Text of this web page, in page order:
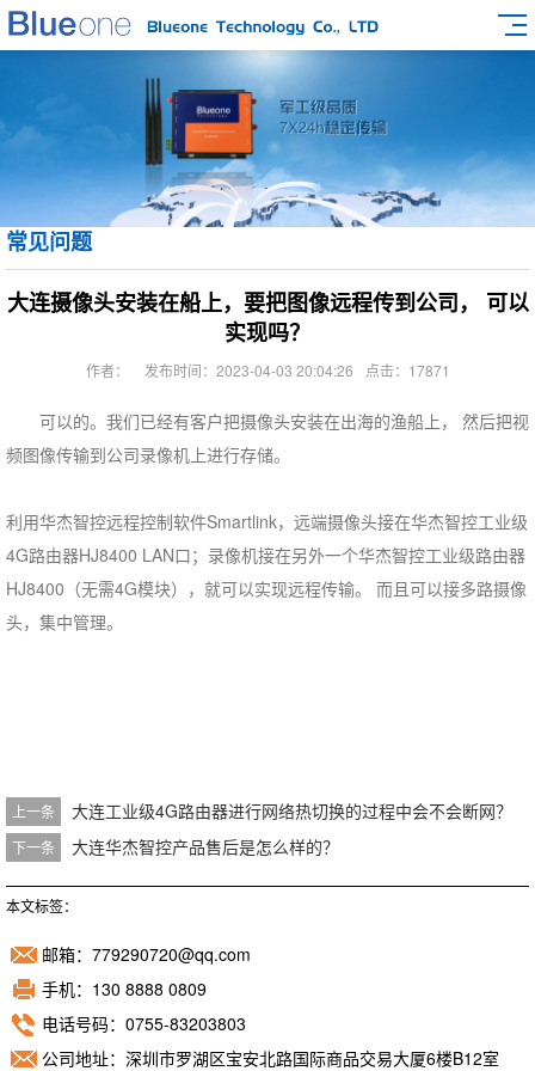
常见问题
大连摄像头安装在船上，要把图像远程传到公司， 可以
实现吗？
作者： 发布时间：2023-04-03 20:04:26 点击：17871
可以的。我们已经有客户把摄像头安装在出海的渔船上， 然后把视
频图像传输到公司录像机上进行存储。
利用华杰智控远程控制软件Smartlink，远端摄像头接在华杰智控工业级
4G路由器HJ8400 LAN口；录像机接在另外一个华杰智控工业级路由器
HJ8400（无需4G模块），就可以实现远程传输。 而且可以接多路摄像
头，集中管理。
上一条 大连工业级4G路由器进行网络热切换的过程中会不会断网？
下一条 大连华杰智控产品售后是怎么样的？
本文标签：
邮箱：779290720@qq.com
手机：130 8888 0809
电话号码：0755-83203803
公司地址：深圳市罗湖区宝安北路国际商品交易大厦6楼B12室